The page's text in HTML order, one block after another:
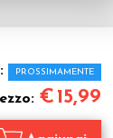
PROSSIMAMENTE
€15,99